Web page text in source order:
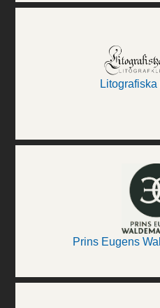
Prins Eugens